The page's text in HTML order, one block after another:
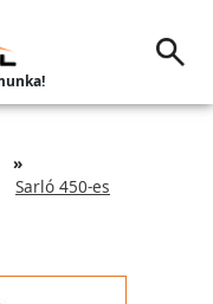
Sarló 450-es